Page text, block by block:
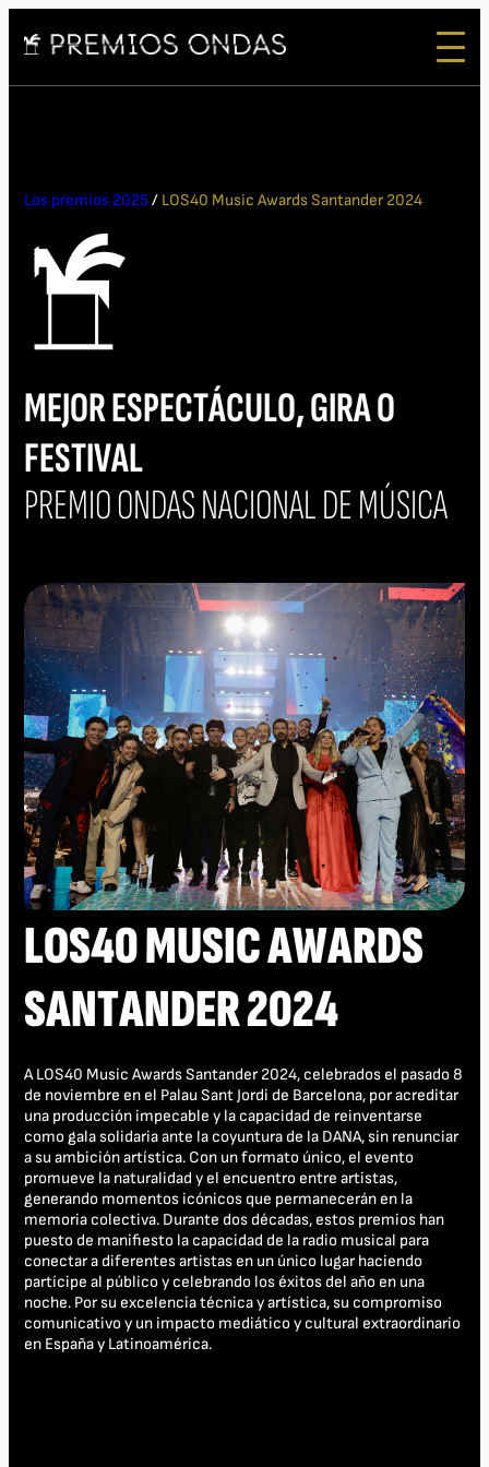
Los premios 2025 / LOS40 Music Awards Santander 2024
MEJOR ESPECTÁCULO, GIRA O
FESTIVAL
PREMIO ONDAS NACIONAL DE MÚSICA
LOS40 MUSIC AWARDS
SANTANDER 2024
A LOS40 Music Awards Santander 2024, celebrados el pasado 8
de noviembre en el Palau Sant Jordi de Barcelona, por acreditar
una producción impecable y la capacidad de reinventarse
como gala solidaria ante la coyuntura de la DANA, sin renunciar
a su ambición artística. Con un formato único, el evento
promueve la naturalidad y el encuentro entre artistas,
generando momentos icónicos que permanecerán en la
memoria colectiva. Durante dos décadas, estos premios han
puesto de manifiesto la capacidad de la radio musical para
conectar a diferentes artistas en un único lugar haciendo
partícipe al público y celebrando los éxitos del año en una
noche. Por su excelencia técnica y artística, su compromiso
comunicativo y un impacto mediático y cultural extraordinario
en España y Latinoamérica.